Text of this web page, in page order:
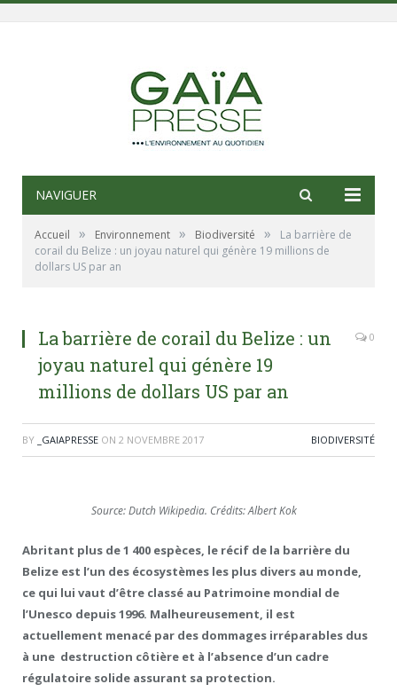
NAVIGUER
Accueil » Environnement » Biodiversité »
La barrière de
corail du Belize : un joyau naturel qui génère 19 millions de
dollars US par an
La barrière de corail du Belize : un
joyau naturel qui génère 19
millions de dollars US par an
0
BY _GAIAPRESSE ON 2 NOVEMBRE 2017 BIODIVERSITÉ
Source: Dutch Wikipedia. Crédits: Albert Kok
Abritant plus de 1 400 espèces, le récif de la barrière du
Belize est l’un des écosystèmes les plus divers au monde,
ce qui lui vaut d’être classé au Patrimoine mondial de
l’Unesco depuis 1996. Malheureusement, il est
actuellement menacé par des dommages irréparables dus
à une destruction côtière et à l’absence d’un cadre
régulatoire solide assurant sa protection.